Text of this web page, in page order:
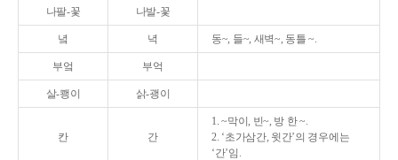
나팔-꽃 나발-꽃
녘 녁 동~, 들~, 새벽~, 동틀 ~.
부엌 부억
살-쾡이 삵-괭이
칸 간
1. ~막이, 빈~, 방 한 ~.
2. ‘초가삼간, 윗간’의 경우에는
‘간’임.